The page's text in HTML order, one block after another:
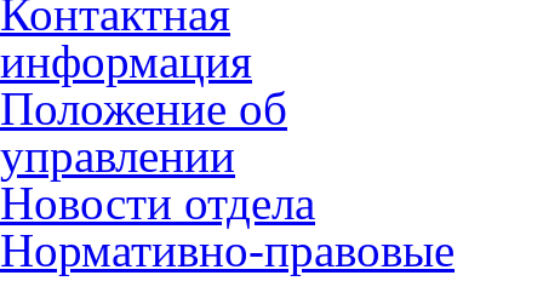
Контактная
информация
Положение об
управлении
Новости отдела
Нормативно-правовые